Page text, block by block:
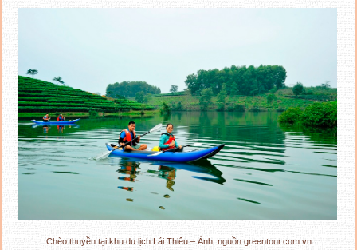
Chèo thuyền tại khu du lịch Lái Thiêu – Ảnh: nguồn greentour.com.vn